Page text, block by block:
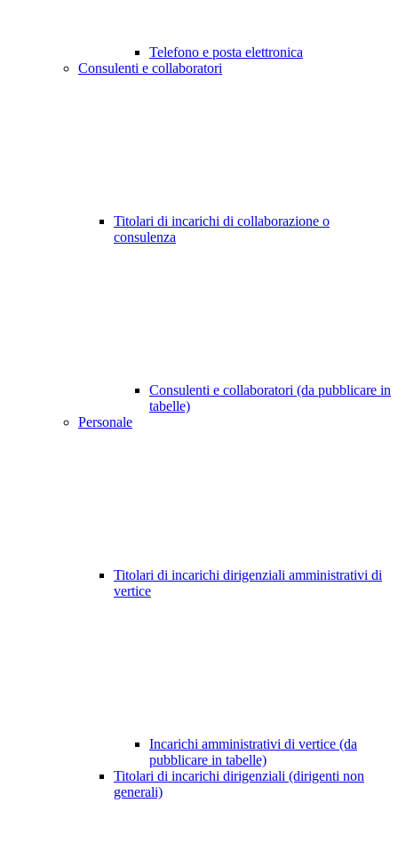
Telefono e posta elettronica
Consulenti e collaboratori
Titolari di incarichi di collaborazione o
consulenza
Consulenti e collaboratori (da pubblicare in
tabelle)
Personale
Titolari di incarichi dirigenziali amministrativi di
vertice
Incarichi amministrativi di vertice (da
pubblicare in tabelle)
Titolari di incarichi dirigenziali (dirigenti non
generali)